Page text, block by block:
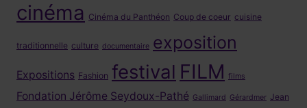
cinéma Cinéma du Panthéon Coup de coeur cuisine
traditionnelle culture documentaire exposition
Expositions Fashion festival FILM films
Fondation Jérôme Seydoux-Pathé Gallimard Gérardmer Jean